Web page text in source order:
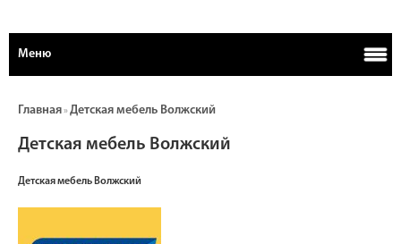
Меню
Главная»Детская мебель Волжский
Детская мебель Волжский
Детская мебель Волжский